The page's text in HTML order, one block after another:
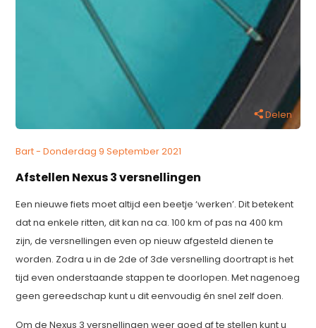
Delen
Bart - Donderdag 9 September 2021
Afstellen Nexus 3 versnellingen
Een nieuwe fiets moet altijd een beetje ‘werken’. Dit betekent
dat na enkele ritten, dit kan na ca. 100 km of pas na 400 km
zijn, de versnellingen even op nieuw afgesteld dienen te
worden. Zodra u in de 2de of 3de versnelling doortrapt is het
tijd even onderstaande stappen te doorlopen. Met nagenoeg
geen gereedschap kunt u dit eenvoudig én snel zelf doen.
Om de Nexus 3 versnellingen weer goed af te stellen kunt u